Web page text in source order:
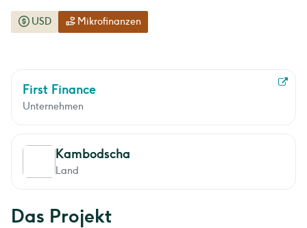
First Finance
Unternehmen
Kambodscha
Land
Das Projekt
USD Mikrofinanzen